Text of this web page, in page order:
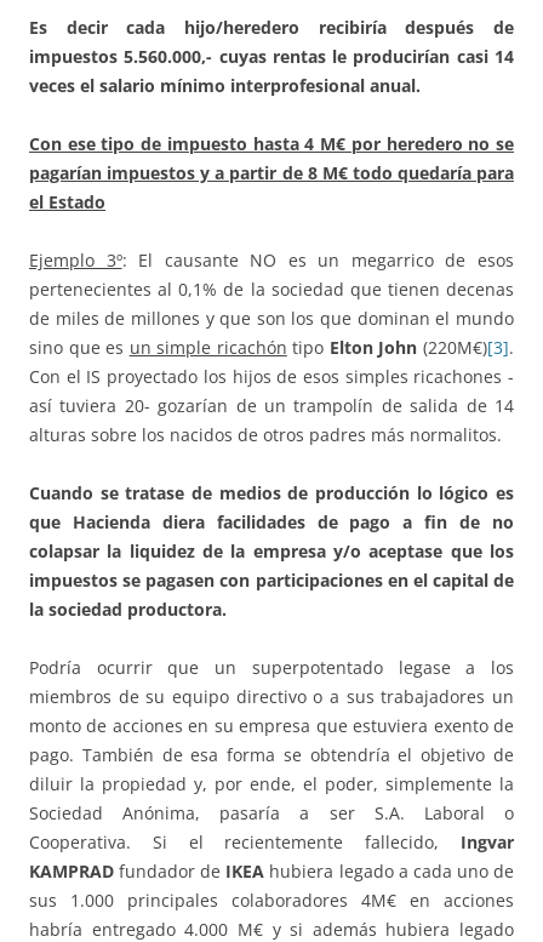
Es decir cada hijo/heredero recibiría después de
impuestos 5.560.000,- cuyas rentas le producirían casi 14
veces el salario mínimo interprofesional anual.
Con ese tipo de impuesto hasta 4 M€ por heredero no se
pagarían impuestos y a partir de 8 M€ todo quedaría para
el Estado
Ejemplo 3º: El causante NO es un megarrico de esos
pertenecientes al 0,1% de la sociedad que tienen decenas
de miles de millones y que son los que dominan el mundo
sino que es un simple ricachón tipo Elton John (220M€)[3].
Con el IS proyectado los hijos de esos simples ricachones -
así tuviera 20- gozarían de un trampolín de salida de 14
alturas sobre los nacidos de otros padres más normalitos.
Cuando se tratase de medios de producción lo lógico es
que Hacienda diera facilidades de pago a fin de no
colapsar la liquidez de la empresa y/o aceptase que los
impuestos se pagasen con participaciones en el capital de
la sociedad productora.
Podría ocurrir que un superpotentado legase a los
miembros de su equipo directivo o a sus trabajadores un
monto de acciones en su empresa que estuviera exento de
pago. También de esa forma se obtendría el objetivo de
diluir la propiedad y, por ende, el poder, simplemente la
Sociedad Anónima, pasaría a ser S.A. Laboral o
Cooperativa. Si el recientemente fallecido, Ingvar
KAMPRAD fundador de IKEA hubiera legado a cada uno de
sus 1.000 principales colaboradores 4M€ en acciones
habría entregado 4.000 M€ y si además hubiera legado